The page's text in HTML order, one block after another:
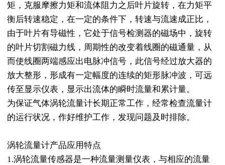
矩，克服摩擦力矩和流体阻力之后叶片旋转，在力矩平
衡后转速稳定，在一定的条件下，转速与流速成正比，
由于叶片有导磁性，它处于信号检测器的磁场中，旋转
的叶片切割磁力线，周期性的改变着线圈的磁通量，从
而使线圈两端感应出电脉冲信号，此信号经过放大器的
放大整形，形成有一定幅度的连续的矩形脉冲波，可远
传至显示仪表，显示出流体的瞬时流量和累计量。
为保证气体涡轮流量计长期正常工作，经常检查流量计
的运行状况，作好维护工作，发现问题及时排除。
涡轮流量计产品应用特点
1.涡轮流量传感器是一种流量测量仪表，与相应的流量